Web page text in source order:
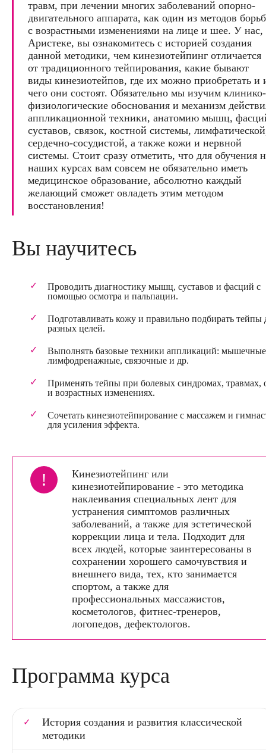
травм, при лечении многих заболеваний опорно-
двигательного аппарата, как один из методов
с возрастными изменениями на лице и шее. У нас,
Аристеке, вы ознакомитесь с историей создания
данной методики, чем кинезиотейпинг отличается
от традиционного тейпирования, какие бывают
виды кинезиотейпов, где их можно приобретать и
чего они состоят. Обязательно мы изучим клинико-
физиологические обоснования и механизм
аппликационной техники, анатомию мышц,
суставов, связок, костной системы,
сердечно-сосудистой, а также кожи и нервной
системы. Стоит сразу отметить, что для обучения
наших курсах вам совсем не обязательно иметь
медицинское образование, абсолютно каждый
желающий сможет овладеть этим методом
восстановления!
Вы научитесь
Проводить диагностику мышц, суставов и фасций с
помощью осмотра и пальпации.
Подготавливать кожу и правильно подбирать тейпы
разных целей.
Выполнять базовые техники аппликаций:
лимфодренажные, связочные и др.
Применять тейпы при болевых синдромах, травмах,
и возрастных изменениях.
Сочетать кинезиотейпирование с массажем и
для усиления эффекта.
!
Кинезиотейпинг или
кинезиотейпирование - это методика
наклеивания специальных лент для
устранения симптомов различных
заболеваний, а также для эстетической
коррекции лица и тела. Подходит для
всех людей, которые заинтересованы в
сохранении хорошего самочувствия и
внешнего вида, тех, кто занимается
спортом, а также для
профессиональных массажистов,
косметологов, фитнес-тренеров,
логопедов, дефектологов.
Программа курса
История создания и развития классической
методики